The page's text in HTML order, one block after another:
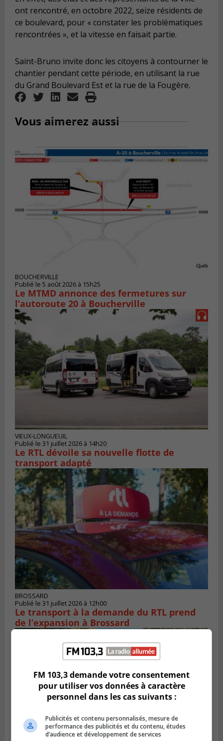
ont rencontré, en octobre 2022, seize résidents de
ce boulevard, pour « constater les problématiques
rencontrées », et la vitesse en faisait partie.
Saint-Bruno invite donc les citoyens à contourner le
chantier pendant cette période, en utilisant la rue
du Grand Boulevard Est et la rue de la Fougère.
Vous aimerez aussi
BOUCHERVILLE
Publié le 5 août 2026 à 15h25
Le MTMD annonce des fermetures sur
l’autoroute 20 à Boucherville
VIEUX-LONGUEUIL
Publié le 31 juillet 2026 à 14h20
Le RTL dévoile sa nouvelle flotte de
transport adapté
BROSSARD
Publié le 31 juillet 2026 à 12h00
Le transport à la demande du RTL prend
de l’expansion à Brossard
FM 103,3 demande votre consentement
pour utiliser vos données à caractère
personnel dans les cas suivants :
Publicités et contenu personnalisés, mesure de
performance des publicités et du contenu, études
d’audience et développement de services